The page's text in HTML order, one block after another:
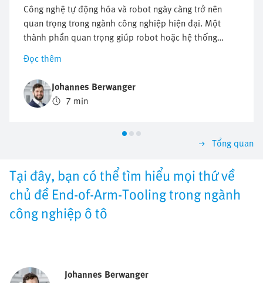
Công nghệ tự động hóa và robot ngày càng trở nên
quan trọng trong ngành công nghiệp hiện đại. Một
thành phần quan trọng giúp robot hoặc hệ thống
Handling trở nên linh hoạt và hiệu quả là công cụ End-
of-Arm-Tooling (EOAT). Nhưng EOAT là gì, nó thực hiện
những chức năng gì và hiện có những cải tiến nào? Bài
viết này cung cấp cái nhìn tổng quan toàn diện về
nhiệm vụ của các bộ phận tác động cuối trong ngành
hướng và cải tiến hiện tại.
Đọc thêm
Johannes Berwanger
7 min
Tổng quan
Tại đây, bạn có thể tìm hiểu mọi thứ về
chủ đề End-of-Arm-Tooling trong ngành
công nghiệp ô tô
Johannes Berwanger